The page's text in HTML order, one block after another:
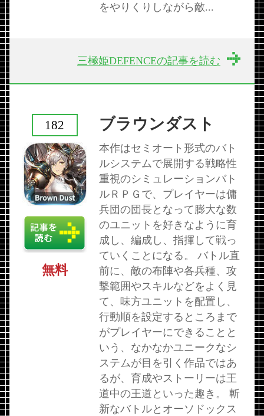
をやりくりしながら敵...
三極姫DEFENCEの記事を読む
ブラウンダスト
本作はセミオート形式のバト
ルシステムで展開する戦略性
重視のシミュレーションバト
ルＲＰＧで、プレイヤーは傭
兵団の団長となって膨大な数
のユニットを好きなように育
成し、編成し、指揮して戦っ
ていくことになる。 バトル直
前に、敵の布陣や各兵種、攻
撃範囲やスキルなどをよく見
て、味方ユニットを配置し、
行動順を設定するところまで
がプレイヤーにできることと
いう、なかなかユニークなシ
ステムが目を引く作品ではあ
るが、育成やストーリーは王
道中の王道といった趣き。 斬
新なバトルとオーソドックス
182
無料